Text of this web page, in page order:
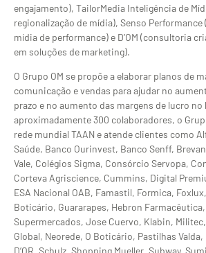
engajamento), TailorMedia Inteligência de
regionalização de mídia), Senso Performance
mídia de performance) e D’OM (consultoria
em soluções de marketing).
O Grupo OM se propõe a elaborar planos de
comunicação e vendas para ajudar no
prazo e no aumento das margens de lucro no
aproximadamente 300 colaboradores, o
rede mundial TAAN e atende clientes como
Saúde, Banco Ourinvest, Banco Senff,
Vale, Colégios Sigma, Consórcio Servopa,
Corteva Agriscience, Cummins, Digital
ESA Nacional OAB, Famastil, Formica,
Boticário, Guararapes, Hebron
Supermercados, Jose Cuervo, Klabin,
Global, Neorede, O Boticário, Pastilhas Valda,